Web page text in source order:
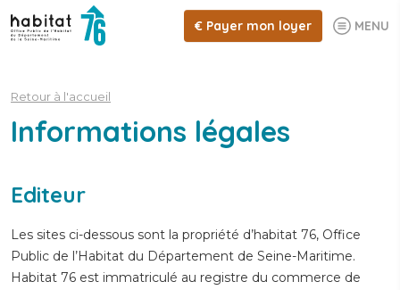
€ Payer mon loyer MENU
Retour à l'accueil
Informations légales
Editeur
Les sites ci-dessous sont la propriété d’habitat 76, Office
Public de l’Habitat du Département de Seine-Maritime.
Habitat 76 est immatriculé au registre du commerce de